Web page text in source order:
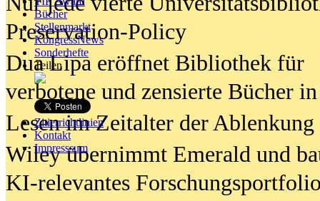
Bücher
Stellenmarkt
KongressNews
Sonderhefte
Teilen
Zitierrichtlinien
Kontakt
Impresssum
Preservation-Policy
Dua Lipa eröffnet Bibliothek für
verbotene und zensierte Bücher
Lesen im Zeitalter der Ablenkung
Wiley übernimmt Emerald und
KI-relevantes